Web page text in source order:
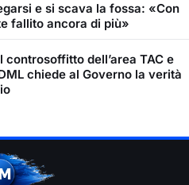
e si scava la fossa: «Con
fallito ancora di più»
dell’area TAC e
chiede al Governo la verità